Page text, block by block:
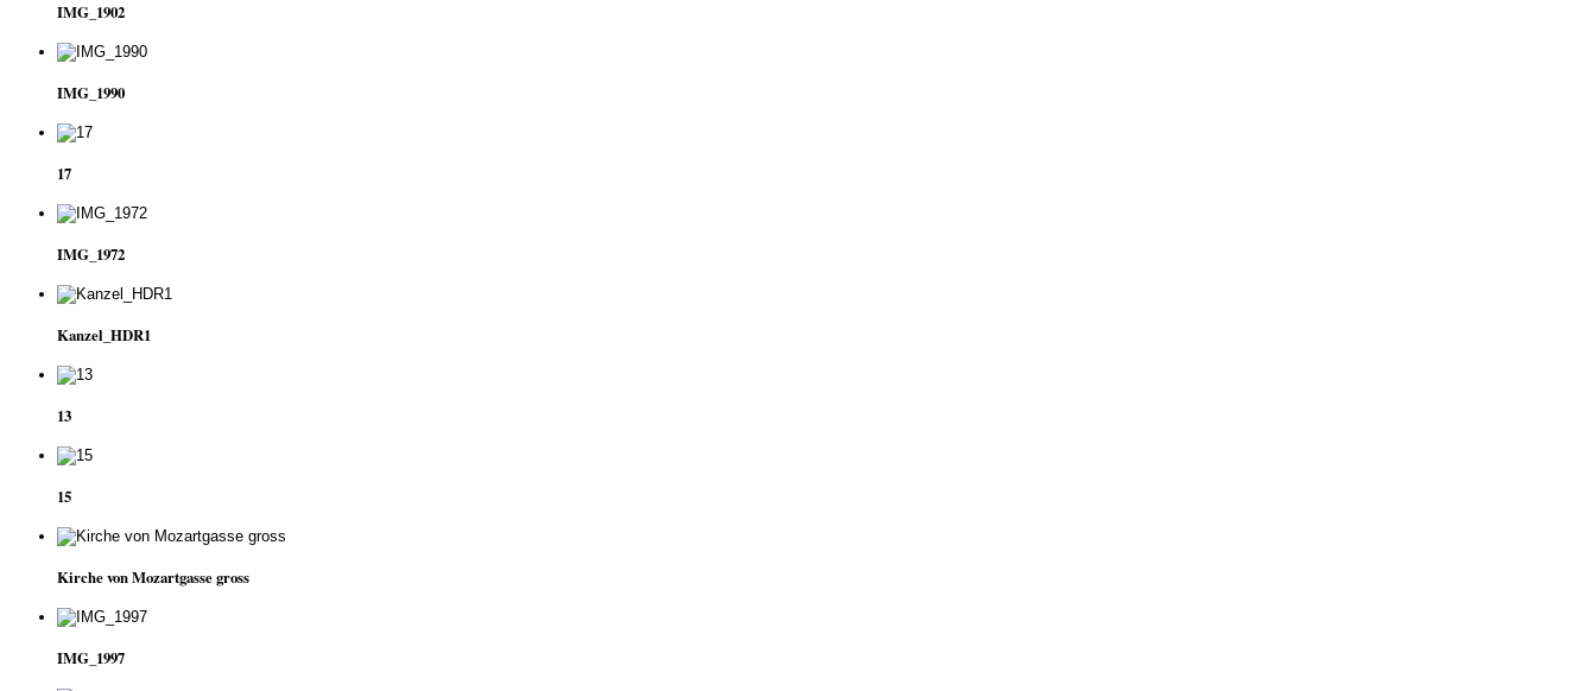
IMG_1902
IMG_1990
17
IMG_1972
Kanzel_HDR1
13
15
Kirche von Mozartgasse gross
IMG_1997